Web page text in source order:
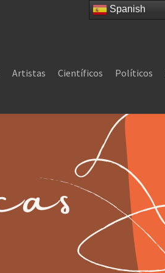
Artistas Científicos Políticos
Spanish